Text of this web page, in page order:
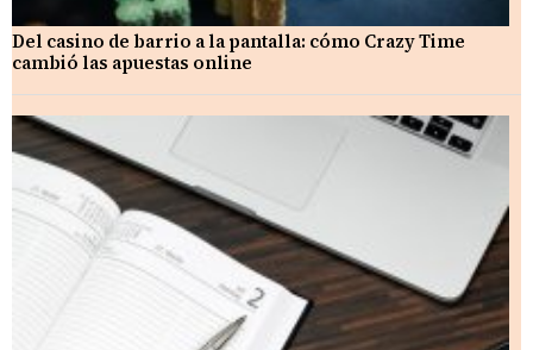
Del casino de barrio a la pantalla: cómo Crazy Time
cambió las apuestas online